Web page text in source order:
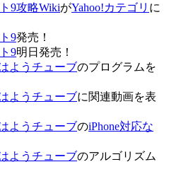
9攻略WikiがYahoo!カテゴリ に
9発売！
9明日発売！
ようチューブのプログラムを
ようチューブに関連動画を表
ようチューブのiPhone対応な
ようチューブのアルゴリズム